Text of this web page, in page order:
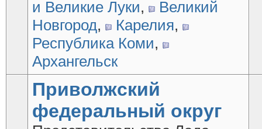
и Великие Луки,
Великий
Новгород, Карелия,
Республика Коми,
Архангельск
Приволжский
федеральный округ